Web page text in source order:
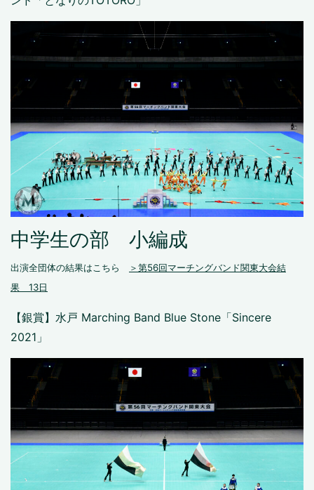
中学生の部 小編成
出演全団体の結果はこちら
＞第56回マーチングバンド関東大会結
果 13日
【銀賞】水戸 Marching Band Blue Stone「Sincere
2021」